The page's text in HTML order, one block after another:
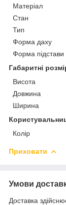
Матеріал
Стан
Тип
Форма даху
Форма підстави
Габаритні
Висота
Довжина
Ширина
Колір
Приховати
Умови
Доставка